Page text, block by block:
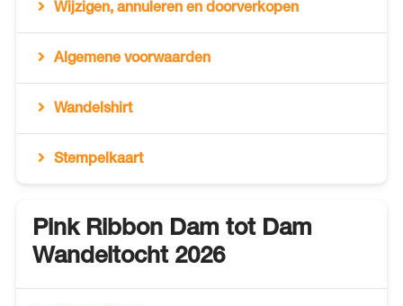
Wijzigen, annuleren en doorverkopen
Algemene voorwaarden
Wandelshirt
Stempelkaart
Pink Ribbon Dam tot Dam
Wandeltocht 2026